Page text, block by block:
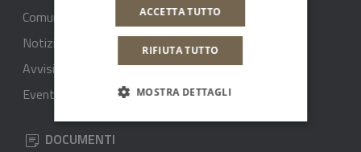
Comunicati stampa
Notizie
Avvisi
Eventi
DOCUMENTI
ACCETTA TUTTO
RIFIUTA TUTTO
MOSTRA DETTAGLI